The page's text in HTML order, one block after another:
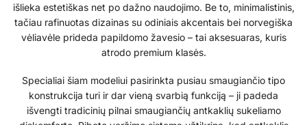
išlieka estetiškas net po dažno naudojimo. Be to, minimalistinis,
tačiau rafinuotas dizainas su odiniais akcentais bei norvegiška
vėliavėle prideda papildomo žavesio – tai aksesuaras, kuris
atrodo premium klasės.
Specialiai šiam modeliui pasirinkta pusiau smaugiančio tipo
konstrukcija turi ir dar vieną svarbią funkciją – ji padeda
išvengti tradicinių pilnai smaugiančių antkaklių sukeliamo